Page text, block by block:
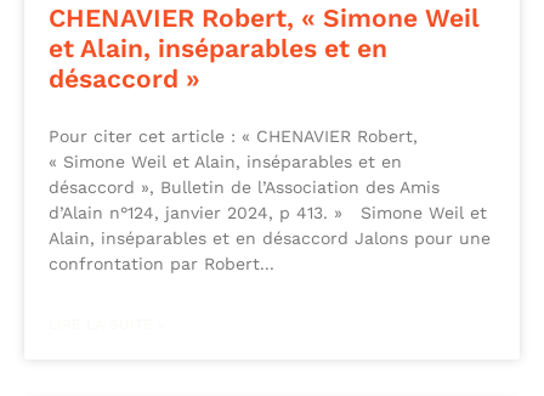
CHENAVIER Robert, « Simone Weil
et Alain, inséparables et en
désaccord »
Pour citer cet article : « CHENAVIER Robert,
« Simone Weil et Alain, inséparables et en
désaccord », Bulletin de l’Association des Amis
d’Alain n°124, janvier 2024, p 413. » Simone Weil et
Alain, inséparables et en désaccord Jalons pour une
confrontation par Robert